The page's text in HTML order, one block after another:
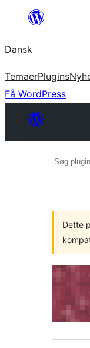
Spring
indhold
Dansk
TemaerPlugins
Få WordPress
Søg
Dette